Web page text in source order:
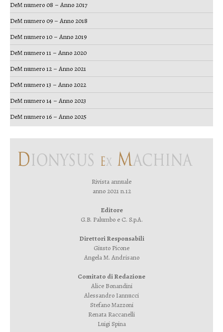
DeM numero 08 – Anno 2017
DeM numero 09 – Anno 2018
DeM numero 10 – Anno 2019
DeM numero 11 – Anno 2020
DeM numero 12 – Anno 2021
DeM numero 13 – Anno 2022
DeM numero 14 – Anno 2023
DeM numero 16 – Anno 2025
Rivista annuale
anno 2021 n.12
Editore
G.B. Palumbo e C. S.p.A.
Direttori Responsabili
Giusto Picone
Angela M. Andrisano
Comitato di Redazione
Alice Bonandini
Alessandro Iannucci
Stefano Mazzoni
Renata Raccanelli
Luigi Spina